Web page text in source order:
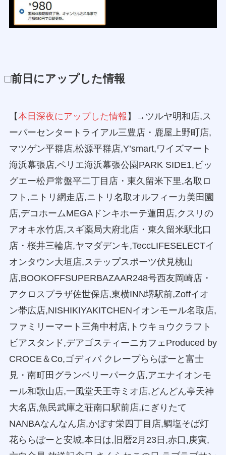
□前日にアップした情報
【本日深夜にアップした情報 】→ツルヤ明和店,ス
ーパーセンタートライアル三豊店・鹿屋上野町店,
マツゲン平群店,松源平群店,Y’smart,ワイズマート
海浜幕張店,ペリエ海浜幕張公園PARK SIDE1,ビッ
グエー松戸常盤平二丁目店・東久留米下里,名取ロ
フト,ニトリ網走店,ニトリ名取オルフィーカ美田園
店,デコホームMEGAドンキホーテ蓮田店,クスリの
アオキ水竹店,スギ薬局大府北店・東久留米駅北口
店・桜井三輪店,ヤマダデンキ,TeccLIFESELECTイ
オンタウン大垣店,ステップスポーツ伏見桃山
店,BOOKOFFSUPERBAZAAR248号西友岡崎店・
アクロスプラザ佐世保店,東横INN堺駅前,Zoffイオ
ン帯広店,NISHIKIYAKITCHENイオンモール名取店,
ファミリーマート三角中村店,トウキョウクラフト
ビアスタンド,デアゴスティーニカフェProduced by
CROCE＆Co,ゴディバ クレープららぽーと富士
見・南町田グランベリーパーク店,アエナイオンモ
ール和歌山店,一風堂天王寺ミオ店,どんどん亭天神
大名店,魚民武庫之荘南口駅前店,にぎりたて
NANBAなんなん店,かぼす栄四丁目店,鯛塩そば灯
花ららぽーと安城,本日は,旧暦2月23日,赤口,庚寅,